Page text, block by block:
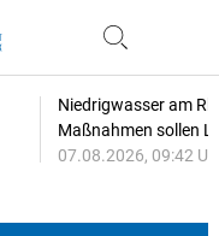
Niedrigwasser am
Maßnahmen sollen
07.08.2026, 09:42